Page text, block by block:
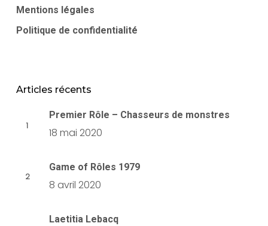
Mentions légales
Politique de confidentialité
Articles récents
Premier Rôle – Chasseurs de monstres
18 mai 2020
Game of Rôles 1979
8 avril 2020
Laetitia Lebacq